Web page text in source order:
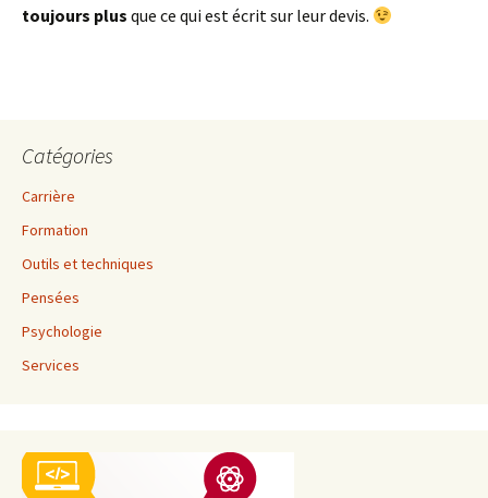
toujours plus que ce qui est écrit sur leur devis.
Catégories
Carrière
Formation
Outils et techniques
Pensées
Psychologie
Services